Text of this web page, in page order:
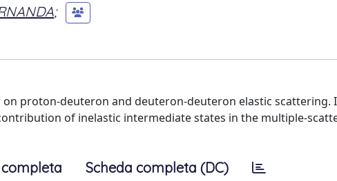
;
proton-deuteron and deuteron-deuteron elastic scattering.
of inelastic intermediate states in the multiple-
Scheda completa (DC)